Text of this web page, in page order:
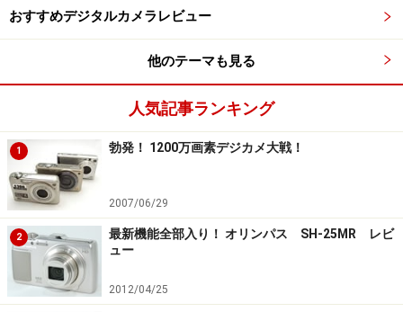
おすすめデジタルカメラレビュー
他のテーマも見る
人気記事ランキング
1 勃発！ 1200万画素デジカメ大戦！
2007/06/29
2
最新機能全部入り！ オリンパス SH-25MR レビ
ュー
2012/04/25